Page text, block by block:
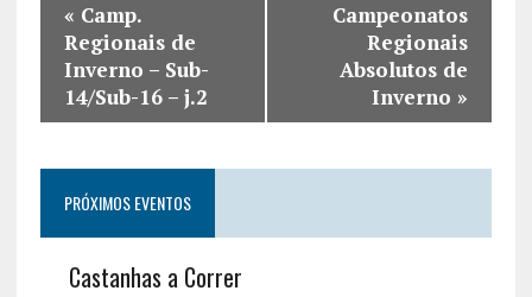
« Camp.
Regionais de
Inverno – Sub-
14/Sub-16 – j.2
Campeonatos
Regionais
Absolutos de
Inverno »
PRÓXIMOS EVENTOS
Castanhas a Correr